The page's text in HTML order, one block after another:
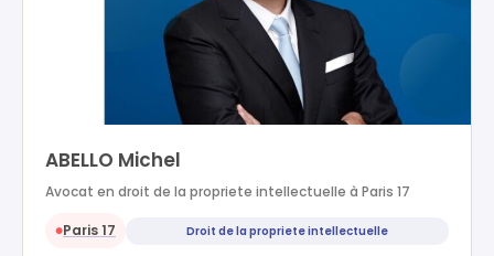
ABELLO Michel
Avocat en droit de la propriete intellectuelle à Paris 17
●Paris 17 Droit de la propriete intellectuelle